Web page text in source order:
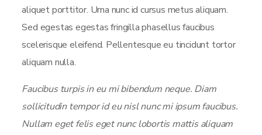
aliquet porttitor. Urna nunc id cursus metus aliquam.
Sed egestas egestas fringilla phasellus faucibus
scelerisque eleifend. Pellentesque eu tincidunt tortor
aliquam nulla.
Faucibus turpis in eu mi bibendum neque. Diam
sollicitudin tempor id eu nisl nunc mi ipsum faucibus.
Nullam eget felis eget nunc lobortis mattis aliquam